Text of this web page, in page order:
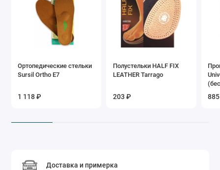
Ортопедические стельки
Sursil Ortho Е7
1 118 ₽
Полустельки HALF FIX
LEATHER Tarrago
203 ₽
Доставка и примерка